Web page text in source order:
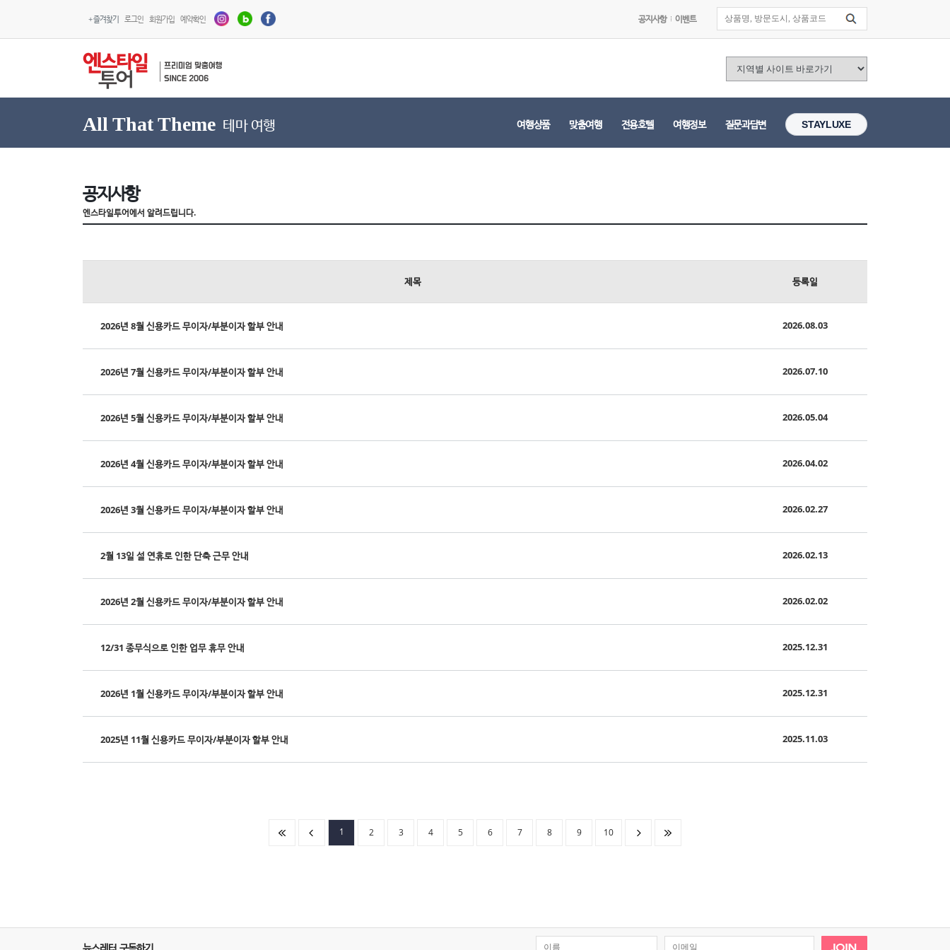
+ 즐겨찾기 로그인 회원가입 예약확인 공지사항 이벤트
All That Theme 테마 여행 여행상품 맞춤여행 전용호텔 여행정보 질문과답변 STAYLUXE
공지사항
엔스타일투어에서 알려드립니다.
제목 등록일
2026년 8월 신용카드 무이자/부분이자 할부 안내 2026.08.03
2026년 7월 신용카드 무이자/부분이자 할부 안내 2026.07.10
2026년 5월 신용카드 무이자/부분이자 할부 안내 2026.05.04
2026년 4월 신용카드 무이자/부분이자 할부 안내 2026.04.02
2026년 3월 신용카드 무이자/부분이자 할부 안내 2026.02.27
2월 13일 설 연휴로 인한 단축 근무 안내 2026.02.13
2026년 2월 신용카드 무이자/부분이자 할부 안내 2026.02.02
12/31 종무식으로 인한 업무 휴무 안내 2025.12.31
2026년 1월 신용카드 무이자/부분이자 할부 안내 2025.12.31
2025년 11월 신용카드 무이자/부분이자 할부 안내 2025.11.03
1 2 3 4 5 6 7 8 9 10
뉴스레터 구독하기